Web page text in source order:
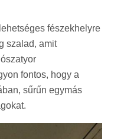
fészekhelyre
szalad, amit
fontos, hogy a
sűrűn egymás